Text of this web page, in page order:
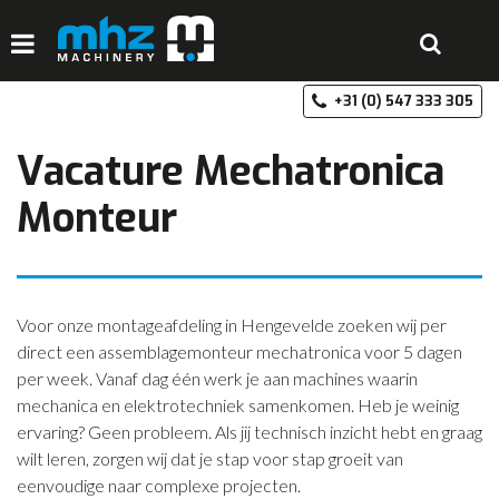
DISCIPLINES
PRODUCTEN
MACHINEVERHUUR
OVER MHZ
REFERENTIES
VACATURES
OFFERTE
Vacature Mechatronica
Monteur
Voor onze montageafdeling in Hengevelde zoeken wij per
direct een assemblagemonteur mechatronica voor 5 dagen
per week. Vanaf dag één werk je aan machines waarin
mechanica en elektrotechniek samenkomen. Heb je weinig
ervaring? Geen probleem. Als jij technisch inzicht hebt en graag
wilt leren, zorgen wij dat je stap voor stap groeit van
eenvoudige naar complexe projecten.